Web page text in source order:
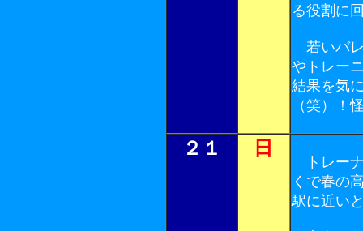
る役割に
若いバレ
やトレー
結果を気
（笑）！
２１ 日
トレーナ
くで春の
駅に近い